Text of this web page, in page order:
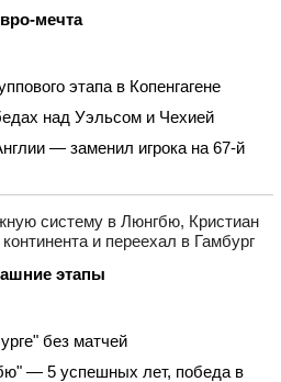
мечта
этапа в Копенгагене
над Уэльсом и Чехией
— заменил игрока на 67-й
этапы
без матчей
— 5 успешных лет, победа в